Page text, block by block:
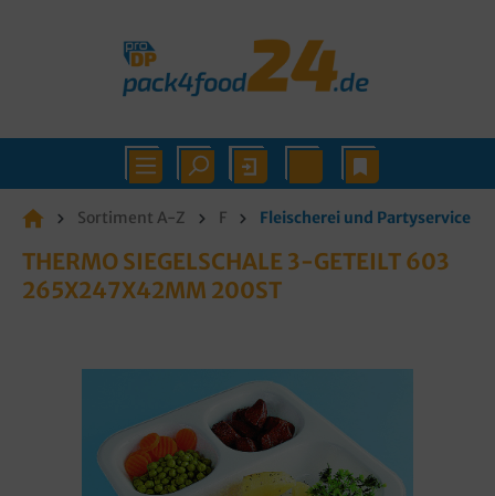
Sortiment A-Z F Fleischerei und Partyservice
THERMO SIEGELSCHALE 3-GETEILT 603
265X247X42MM 200ST